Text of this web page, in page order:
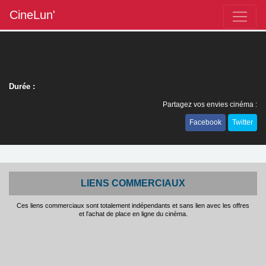
CineLun'
Durée :
Partagez vos envies cinéma :
Facebook Twitter
LIENS COMMERCIAUX
Ces liens commerciaux sont totalement indépendants et sans lien avec les offres
et l'achat de place en ligne du cinéma.